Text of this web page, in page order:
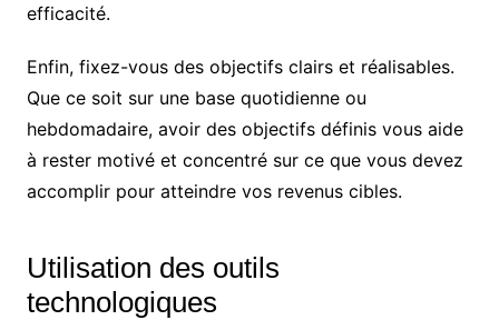
efficacité.
Enfin, fixez-vous des objectifs clairs et réalisables.
Que ce soit sur une base quotidienne ou
hebdomadaire, avoir des objectifs définis vous aide
à rester motivé et concentré sur ce que vous devez
accomplir pour atteindre vos revenus cibles.
Utilisation des outils
technologiques